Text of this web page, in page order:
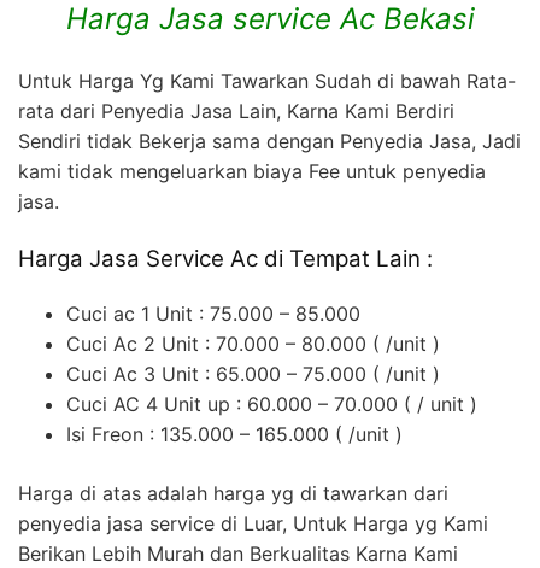
Harga Jasa service Ac Bekasi
Untuk Harga Yg Kami Tawarkan Sudah di bawah Rata-
rata dari Penyedia Jasa Lain, Karna Kami Berdiri
Sendiri tidak Bekerja sama dengan Penyedia Jasa, Jadi
kami tidak mengeluarkan biaya Fee untuk penyedia
jasa.
Harga Jasa Service Ac di Tempat Lain :
Cuci ac 1 Unit : 75.000 – 85.000
Cuci Ac 2 Unit : 70.000 – 80.000 ( /unit )
Cuci Ac 3 Unit : 65.000 – 75.000 ( /unit )
Cuci AC 4 Unit up : 60.000 – 70.000 ( / unit )
Isi Freon : 135.000 – 165.000 ( /unit )
Harga di atas adalah harga yg di tawarkan dari
penyedia jasa service di Luar, Untuk Harga yg Kami
Berikan Lebih Murah dan Berkualitas Karna Kami